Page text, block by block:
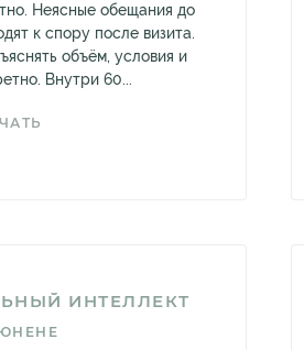
Неясные обещания до
к спору после визита.
объём, условия и
Внутри 60...
ИНТЕЛЛЕКТ